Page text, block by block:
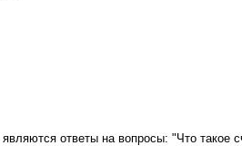
ответы на вопросы: "Что такое